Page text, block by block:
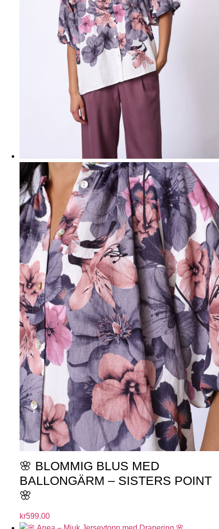
🌸 BLOMMIG BLUS MED
BALLONGÄRM – SISTERS POINT
🌸
kr599.00